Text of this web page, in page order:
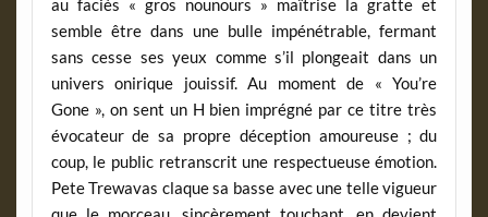
semble être dans une bulle impénétrable, fermant
sans cesse ses yeux comme s’il plongeait dans un
univers onirique jouissif. Au moment de « You’re
Gone », on sent un H bien imprégné par ce titre très
évocateur de sa propre déception amoureuse ; du
coup, le public retranscrit une respectueuse émotion.
Pete Trewavas claque sa basse avec une telle vigueur